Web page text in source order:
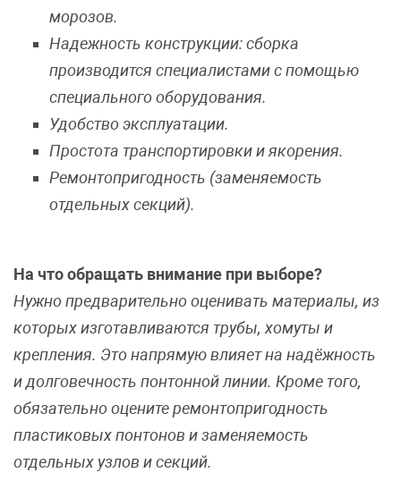
морозов.
Надежность конструкции: сборка
производится специалистами с помощью
специального оборудования.
Удобство эксплуатации.
Простота транспортировки и якорения.
Ремонтопригодность (заменяемость
отдельных секций).
На что обращать внимание при выборе?
Нужно предварительно оценивать материалы, из
которых изготавливаются трубы, хомуты и
крепления. Это напрямую влияет на надёжность
и долговечность понтонной линии. Кроме того,
обязательно оцените ремонтопригодность
пластиковых понтонов и заменяемость
отдельных узлов и секций.